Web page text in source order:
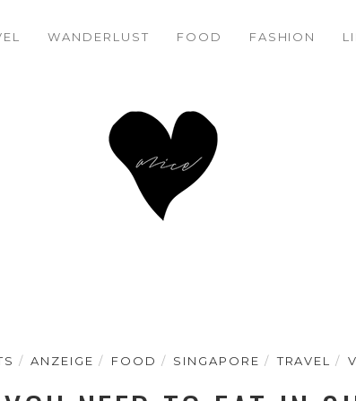
WANDERLUST FOOD FASHION
FACEBOOK TWITTER PINTEREST
ANZEIGE FOOD SINGAPORE TRAVEL